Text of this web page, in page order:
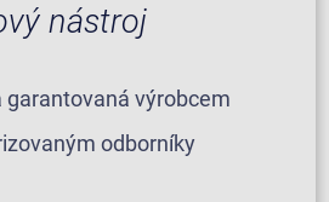
nástroj
garantovaná výrobcem
odborníky